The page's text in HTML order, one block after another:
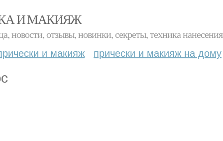
И МАКИЯЖ
новости, отзывы, новинки, секреты, техника нанесения
и макияж прически и макияж на дому